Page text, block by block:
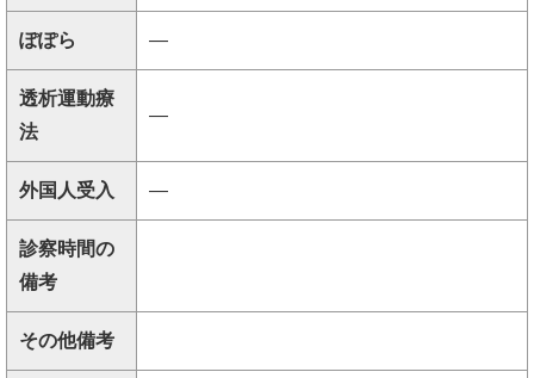
ぽぽら ―
透析運動療
法
―
外国人受入 ―
診察時間の
備考
その他備考